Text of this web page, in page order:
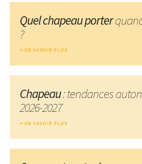
Quel chapeau porter
?
EN SAVOIR PLUS
Chapeau: tendances
2026-2027
EN SAVOIR PLUS